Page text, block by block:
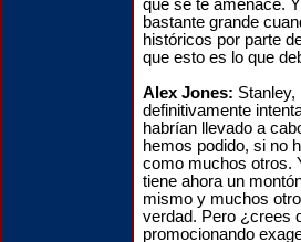
que se te amenace.
bastante grande
históricos por parte
que esto es lo que
Alex Jones: Stanley,
definitivamente
habrían llevado a
hemos podido, si no
como muchos otros.
tiene ahora un
mismo y muchos
verdad. Pero ¿crees
promocionando